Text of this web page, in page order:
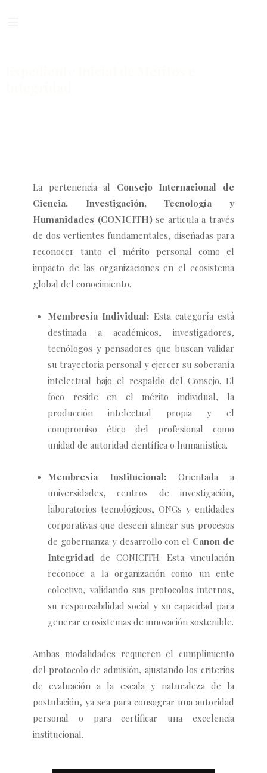
La pertenencia al Consejo Internacional de
Ciencia, Investigación, Tecnología y
Humanidades (CONICITH)se articula a través
de dos vertientes fundamentales, diseñadas para
reconocer tanto el mérito personal como el
impacto de las organizaciones en el ecosistema
global del conocimiento.
Membresía Individual: Esta categoría está
destinada a académicos, investigadores,
tecnólogos y pensadores que buscan validar
su trayectoria personal y ejercer su soberanía
intelectual bajo el respaldo del Consejo. El
foco reside en el mérito individual, la
producción intelectual propia y el
compromiso ético del profesional como
unidad de autoridad científica o humanística.
Membresía Institucional: Orientada a
universidades, centros de investigación,
laboratorios tecnológicos, ONGs y entidades
corporativas que deseen alinear sus procesos
de gobernanza y desarrollo con el Canon de
Integridad de CONICITH. Esta vinculación
reconoce a la organización como un ente
colectivo, validando sus protocolos internos,
su responsabilidad social y su capacidad para
generar ecosistemas de innovación sostenible.
Ambas modalidades requieren el cumplimiento
del protocolo de admisión, ajustando los criterios
de evaluación a la escala y naturaleza de la
postulación, ya sea para consagrar una autoridad
personal o para certificar una excelencia
institucional.